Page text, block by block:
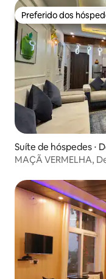
Preferido dos
Preferido dos
Suíte de hóspedes ⋅